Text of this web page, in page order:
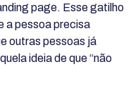
page. Esse gatilho
a pessoa precisa
outras pessoas já
ideia de que “não